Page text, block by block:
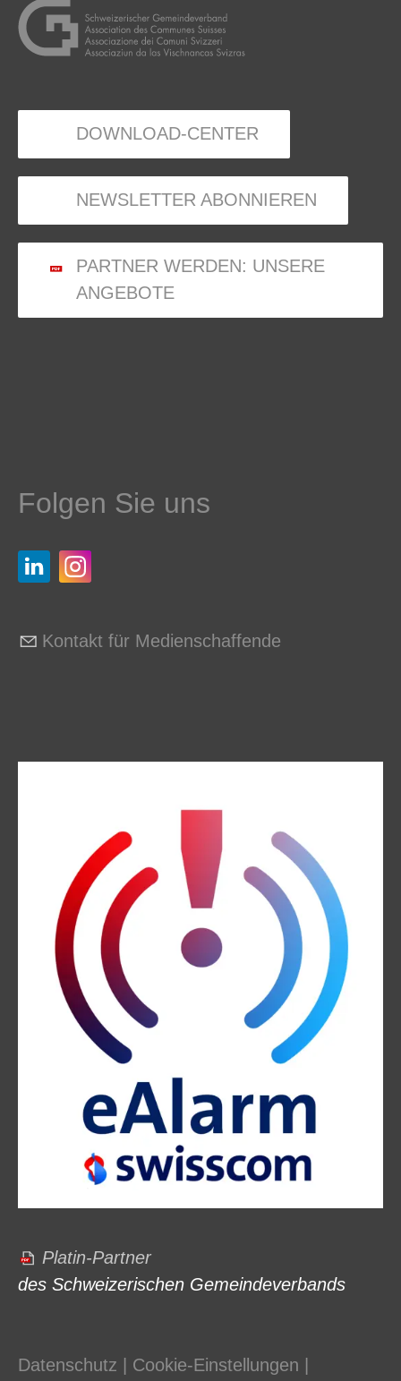
DOWNLOAD-CENTER
NEWSLETTER ABONNIEREN
PARTNER WERDEN: UNSERE
ANGEBOTE
Folgen Sie uns
Kontakt für Medienschaffende
Platin-Partner
des Schweizerischen Gemeindeverbands
Datenschutz Cookie-Einstellungen